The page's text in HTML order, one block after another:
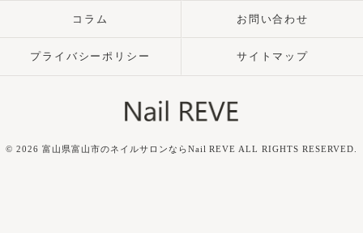
コラム お問い合わせ
プライバシーポリシー サイトマップ
© 2026 富山県富山市のネイルサロンならNail REVE ALL RIGHTS RESERVED.